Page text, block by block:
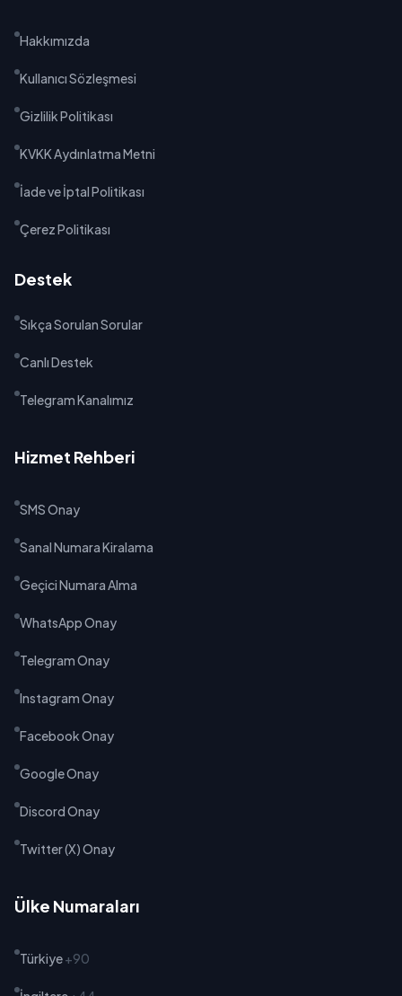
Hakkımızda
Kullanıcı Sözleşmesi
Gizlilik Politikası
KVKK Aydınlatma Metni
İade ve İptal Politikası
Çerez Politikası
Destek
Sıkça Sorulan Sorular
Canlı Destek
Telegram Kanalımız
Hizmet Rehberi
SMS Onay
Sanal Numara Kiralama
Geçici Numara Alma
WhatsApp Onay
Telegram Onay
Instagram Onay
Facebook Onay
Google Onay
Discord Onay
Twitter (X) Onay
Ülke Numaraları
Türkiye+90